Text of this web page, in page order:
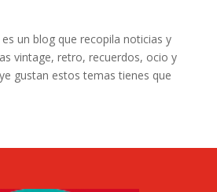
un blog que recopila noticias y
vintage, retro, recuerdos, ocio y
gustan estos temas tienes que